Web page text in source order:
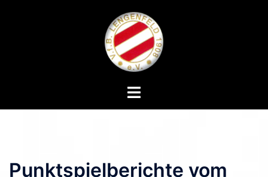
Menü
Punktspielberichte vom